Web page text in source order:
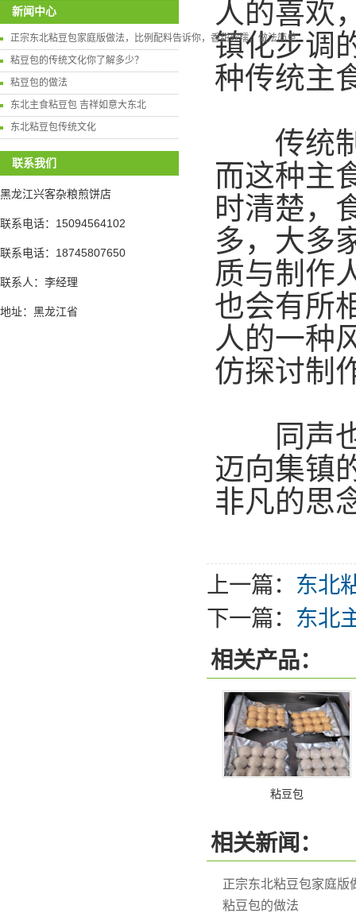
新闻中心
正宗东北粘豆包家庭版做法，比例配料告诉你，香甜软糯，做法简单
粘豆包的传统文化你了解多少？
粘豆包的做法
东北主食粘豆包 吉祥如意大东北
东北粘豆包传统文化
联系我们
黑龙江兴客杂粮煎饼店
联系电话：15094564102
联系电话：18745807650
联系人：李经理
地址：黑龙江省
人的喜欢
镇化步调
种传统主
传统制
而这种主
时清楚，
多，大多
质与制作
也会有所
人的一种
仿探讨制
同声也
迈向集镇
非凡的思
上一篇： 东北
下一篇： 东北
相关产品：
粘豆包
相关新闻：
正宗东北粘豆包家庭版
粘豆包的做法